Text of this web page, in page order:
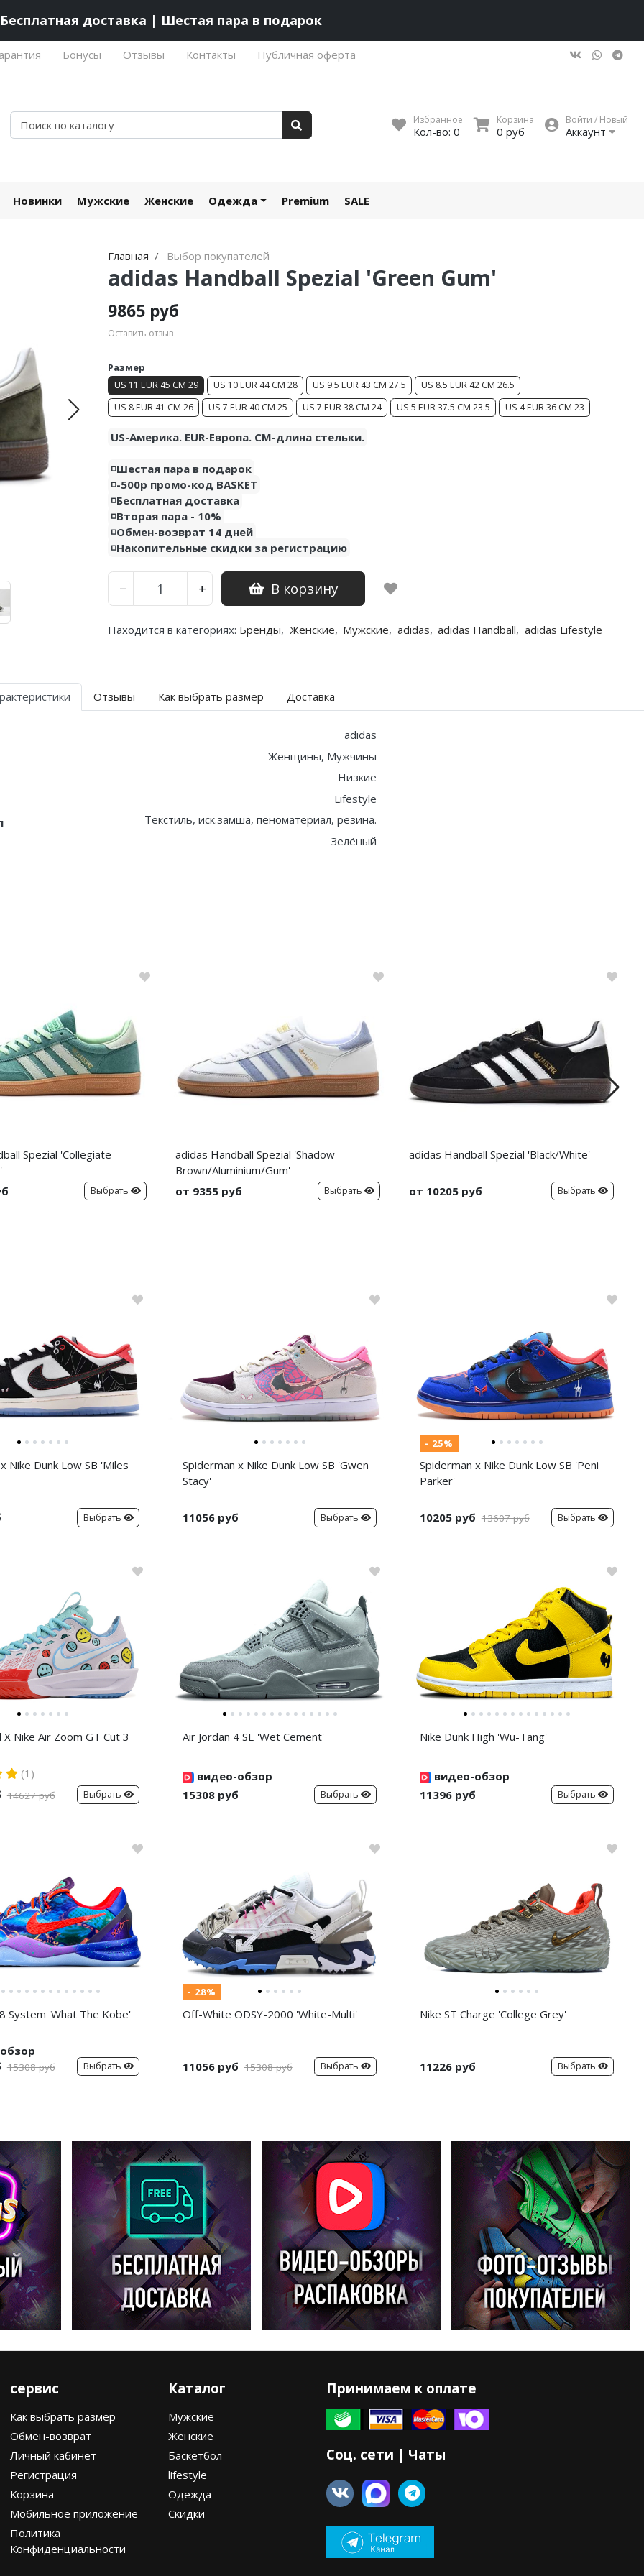
Бесплатная доставка | Шестая пара в подарок
Бонусы Отзывы Контакты Публичная оферта
Избранное
Кол-во: 0
Корзина
0 руб
Войти / Новый
Аккаунт
Новинки Мужские Женские Одежда Premium SALE
Главная Выбор покупателей
adidas Handball Spezial 'Green Gum'
9865 руб
Оставить отзыв
Размер
US 11 EUR 45 CM 29 US 10 EUR 44 CM 28 US 9.5 EUR 43 CM 27.5
US 8.5 EUR 42 CM 26.5
US 8 EUR 41 CM 26
US 7 EUR 40 CM 25 US 7 EUR 38 CM 24 US 5 EUR 37.5 CM 23.5 US 4 EUR 36 CM 23
US-Америка. EUR-Европа. CM-длина стельки.
◽️Шестая пара в подарок
◽️-500р промо-код BASKET
◽️Бесплатная доставка
◽️Вторая пара - 10%
◽️Обмен-возврат 14 дней
◽️Накопительные скидки за регистрацию
− + В корзину
Находится в категориях: Бренды, Женские, Мужские, adidas, adidas Handball, adidas Lifestyle
Отзывы Как выбрать размер Доставка
adidas
Женщины, Мужчины
Низкие
Lifestyle
Текстиль, иск.замша, пеноматериал, резина.
Зелёный
Spezial 'Collegiate
Выбрать
adidas Handball Spezial 'Shadow
Brown/Aluminium/Gum'
от 9355 руб
Выбрать
adidas Handball Spezial 'Black/White'
от 10205 руб Выбрать
Nike Dunk Low SB 'Miles
Выбрать
Spiderman x Nike Dunk Low SB 'Gwen
Stacy'
11056 руб Выбрать
- 25%
Spiderman x Nike Dunk Low SB 'Peni
Parker'
10205 руб 13607 руб Выбрать
X Nike Air Zoom GT Cut 3
(1)
14627 руб Выбрать
Air Jordan 4 SE 'Wet Cement'
видео-обзор
15308 руб
Выбрать
Nike Dunk High 'Wu-Tang'
видео-обзор
11396 руб
Выбрать
System 'What The Kobe'
15308 руб Выбрать
- 28%
Off-White ODSY-2000 'White-Multi'
11056 руб 15308 руб Выбрать
Nike ST Charge 'College Grey'
11226 руб Выбрать
сервис
Как выбрать размер
Обмен-возврат
Личный кабинет
Регистрация
Корзина
Мобильное приложение
Политика
Конфиденциальности
Каталог
Мужские
Женские
Баскетбол
lifestyle
Одежда
Скидки
Принимаем к оплате
Соц. сети | Чаты